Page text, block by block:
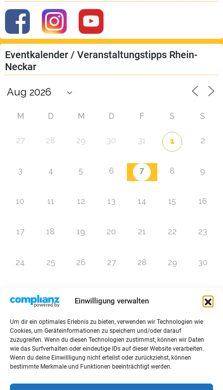
Einwilligung verwalten
Um dir ein optimales Erlebnis zu bieten, verwenden wir Technologien wie
Cookies, um Geräteinformationen zu speichern und/oder darauf
zuzugreifen. Wenn du diesen Technologien zustimmst, können wir Daten
wie das Surfverhalten oder eindeutige IDs auf dieser Website verarbeiten.
Wenn du deine Einwillligung nicht erteilst oder zurückziehst, können
bestimmte Merkmale und Funktionen beeinträchtigt werden.
Eventkalender / Veranstaltungstipps Rhein-
Neckar
M D M D F S S
27 28 29 30 31 1 2
3 4 5 6 7 8 9
10 11 12 13 14 15 16
17 18 19 20 21 22 23
24 25 26 27 28 29 30
Zur Eventübersicht